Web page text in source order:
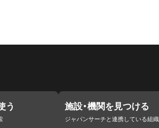
う 施設・機関を見つける
ジャパンサーチと連携している組織